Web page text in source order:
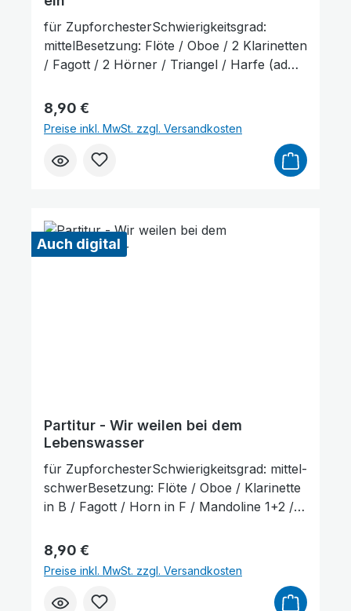
für ZupforchesterSchwierigkeitsgrad:
mittelBesetzung: Flöte / Oboe / 2 Klarinetten
/ Fagott / 2 Hörner / Triangel / Harfe (ad
Mandoloncello (ad lib.) / Gitarre /
KontrabassLieferumfang: Partitur und
Stimmenauszüge, Stimmenauszüge dürfen
als Kopiervorlage verwendet werden. Die
Lieferzeit beträgt ca. 7 Werktage, da dieser
Regulärer Preis:
8,90 €
Preise inkl. MwSt. zzgl. Versandkosten
Auch digital
Partitur - Wir weilen bei dem
Lebenswasser
für ZupforchesterSchwierigkeitsgrad: mittel-
schwerBesetzung: Flöte / Oboe / Klarinette
in B / Fagott / Horn in F / Mandoline 1+2 /
KontrabassLieferumfang: Partitur und
Stimmenauszüge, Stimmenauszüge dürfen
als Kopiervorlage verwendet werden. Die
Lieferzeit beträgt ca. 7 Werktage, da dieser
Regulärer Preis:
8,90 €
Preise inkl. MwSt. zzgl. Versandkosten